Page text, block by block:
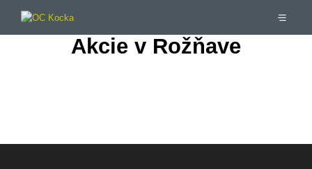
Akcie v Rožňave